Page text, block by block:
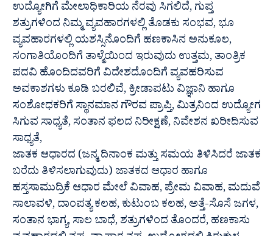
ಉದ್ಯೋಗಿಗೆ ಮೇಲಾಧಿಕಾರಿಯ ನೆರವು ಸಿಗಲಿದೆ, ಗುಪ್ತ
ಶತ್ರುಗಳಿಂದ ನಿಮ್ಮ ವ್ಯವಹಾರಗಳಲ್ಲಿ ತೊಡಕು ಸಂಭವ, ಭೂ
ವ್ಯವಹಾರಗಳಲ್ಲಿ ಯಶಸ್ಸಿನೊಂದಿಗೆ ಹಣಕಾಸಿನ ಅನುಕೂಲ,
ಸಂಗಾತಿಯೊಂದಿಗೆ ತಾಳ್ಮೆಯಿಂದ ಇರುವುದು ಉತ್ತಮ, ತಾಂತ್ರಿಕ
ಪದವಿ ಹೊಂದಿದವರಿಗೆ ವಿದೇಶದೊಂದಿಗೆ ವ್ಯವಹರಿಸುವ
ಅವಕಾಶಗಳು ಕೂಡಿ ಬರಲಿವೆ, ಕ್ರೀಡಾಪಟು ವಿಜ್ಞಾನಿ ಹಾಗೂ
ಸಂಶೋಧಕರಿಗೆ ಸ್ಥಾನಮಾನ ಗೌರವ ಪ್ರಾಪ್ತಿ, ಮಿತ್ರನಿಂದ ಉದ್ಯೋಗ
ಸಿಗುವ ಸಾಧ್ಯತೆ, ಸಂತಾನ ಫಲದ ನಿರೀಕ್ಷಣೆ, ನಿವೇಶನ ಖರೀದಿಸುವ
ಸಾಧ್ಯತೆ,
ಜಾತಕ ಆಧಾರದ (ಜನ್ಮ ದಿನಾಂಕ ಮತ್ತು ಸಮಯ ತಿಳಿಸಿದರೆ ಜಾತಕ
ಬರೆದು ತಿಳಿಸಲಾಗುವುದು) ಜಾತಕದ ಆಧಾರ ಹಾಗೂ
ಹಸ್ತಸಾಮುದ್ರಿಕೆ ಆಧಾರ ಮೇಲೆ ವಿವಾಹ, ಪ್ರೇಮ ವಿವಾಹ, ಮದುವೆ
ಸಾಲಾವಳಿ, ದಾಂಪತ್ಯ ಕಲಹ, ಕುಟುಂಬ ಕಲಹ, ಅತ್ತೆ-ಸೊಸೆ ಜಗಳ,
ಸಂತಾನ ಭಾಗ್ಯ, ಸಾಲ ಬಾಧೆ, ಶತ್ರುಗಳಿಂದ ತೊಂದರೆ, ಹಣಕಾಸು